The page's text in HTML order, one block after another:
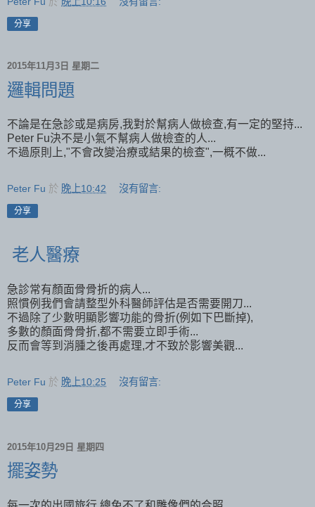
分享
2015年11月3日 星期二
邏輯問題
不論是在急診或是病房,我對於幫病人做檢查,有一定的堅持...
Peter Fu決不是小氣不幫病人做檢查的人...
不過原則上,"不會改變治療或結果的檢查",一概不做...
Peter Fu 於 晚上10:42 沒有留言:
分享
老人醫療
急診常有顏面骨骨折的病人...
照慣例我們會請整型外科醫師評估是否需要開刀...
不過除了少數明顯影響功能的骨折(例如下巴斷掉),
多數的顏面骨骨折,都不需要立即手術...
反而會等到消腫之後再處理,才不致於影響美觀...
Peter Fu 於 晚上10:25 沒有留言:
分享
2015年10月29日 星期四
擺姿勢